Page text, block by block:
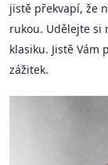
jistě překvapí, že
rukou. Udělejte si
klasiku. Jistě
zážitek.